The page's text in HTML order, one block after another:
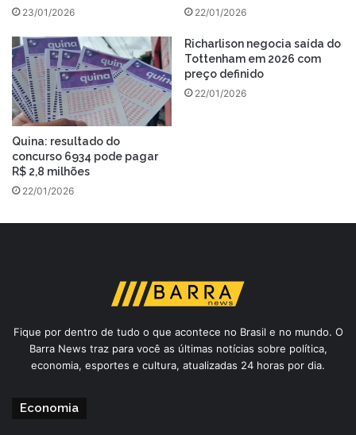
23/01/2026 22/01/2026
Quina: resultado do
concurso 6934 pode pagar
R$ 2,8 milhões
22/01/2026
Richarlison negocia saída do
Tottenham em 2026 com
preço definido
22/01/2026
Fique por dentro de tudo o que acontece no Brasil e no mundo. O
Barra News traz para você as últimas notícias sobre política,
economia, esportes e cultura, atualizadas 24 horas por dia.
Economia